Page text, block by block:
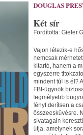
DOUGLAS
Két sír
Fordította: Gieler
Vajon létezik-e
nemcsak
kitartó, hanem a
egyszerre
mindent túl is él?
FBI-ügynök
legmélyebb
fényt derítsen a
összeesküvésre.
sivatagain
útja, amelynek